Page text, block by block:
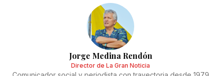
Jorge Medina Rendón
Director de La Gran Noticia